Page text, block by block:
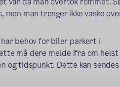
man trenger ikke vaske
behov for biler parkert i
må dere melde ifra om helst
og tidspunkt. Dette kan